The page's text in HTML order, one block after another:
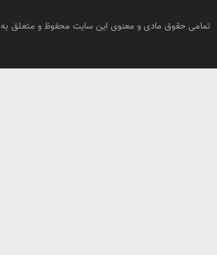
تمامی حقوق مادی و معنوی این سایت محفوظ و متعلق به